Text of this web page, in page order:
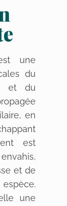
une
du
et du
en
est
et de
une